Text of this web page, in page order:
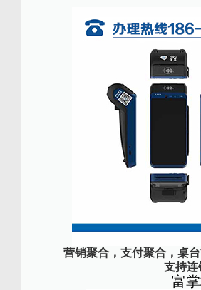
营销聚合，支付聚合，桌
支持连
富